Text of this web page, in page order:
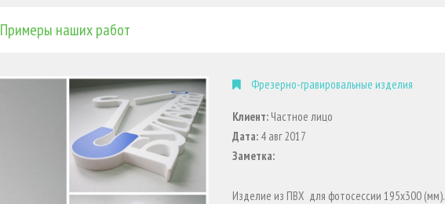
Примеры наших работ
Фрезерно-гравировальные изделия
Клиент:Частное лицо
Дата:4 авг 2017
Заметка:
Изделие из ПВХ для фотосессии 195х300 (мм).